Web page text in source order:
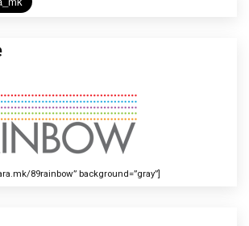
89rainbow” background=”gray”]